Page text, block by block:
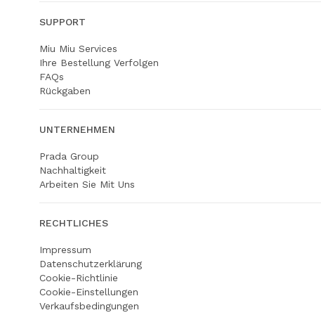
SUPPORT
Miu Miu Services
Ihre Bestellung Verfolgen
FAQs
Rückgaben
UNTERNEHMEN
Prada Group
Nachhaltigkeit
Arbeiten Sie Mit Uns
RECHTLICHES
Impressum
Datenschutzerklärung
Cookie-Richtlinie
Cookie-Einstellungen
Verkaufsbedingungen